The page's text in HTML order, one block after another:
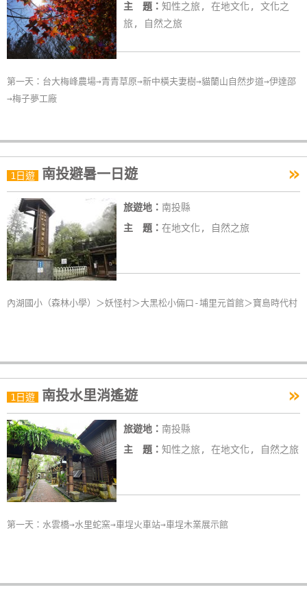
主 題： 知性之旅, 在地文化, 文化之
旅, 自然之旅
第一天：台大梅峰農場→青青草原→新中橫夫妻樹→貓蘭山自然步道→伊達邵
→梅子夢工廠
1日遊 南投避暑一日遊 »
旅遊地： 南投縣
主 題： 在地文化, 自然之旅
內湖國小（森林小學）＞妖怪村＞大黑松小倆口-埔里元首館＞寶島時代村
1日遊 南投水里消遙遊 »
旅遊地： 南投縣
主 題： 知性之旅, 在地文化, 自然之旅
第一天：水雲橋→水里蛇窯→車埕火車站→車埕木業展示館